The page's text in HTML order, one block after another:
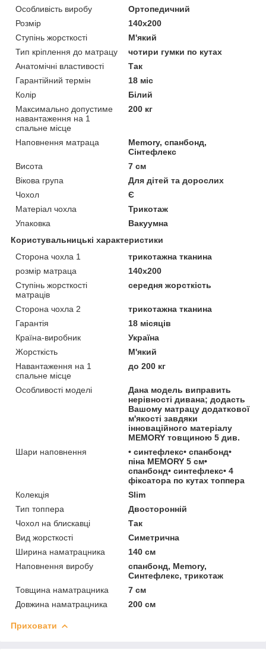
Особливість виробу
Ортопедичний
Розмір
140x200
Ступінь жорсткості
М'який
Тип кріплення до матрацу
чотири гумки по кутах
Анатомічні властивості
Так
Гарантійний термін
18 міс
Колір
Білий
Максимально допустиме
навантаження на 1
спальне місце
200 кг
Наповнення матраца
Memory, спанбонд,
Сінтефлекс
Висота
7 см
Вікова група
Для дітей та дорослих
Чохол
Є
Матеріал чохла
Трикотаж
Упаковка
Вакуумна
Користувальницькі характеристики
Сторона чохла 1
трикотажна тканина
розмір матраца
140х200
Ступінь жорсткості
матраців
середня жорсткість
Сторона чохла 2
трикотажна тканина
Гарантія
18 місяців
Країна-виробник
Україна
Жорсткість
М'який
Навантаження на 1
спальне місце
до 200 кг
Особливості моделі
Дана модель виправить
нерівності дивана; додасть
Вашому матрацу додаткової
м'якості завдяки
інноваційного матеріалу
MEMORY товщиною 5 див.
Шари наповнення
• синтефлекс• спанбонд•
піна MEMORY 5 см•
спанбонд• синтефлекс• 4
фіксатора по кутах топпера
Колекція
Slim
Тип топпера
Двосторонній
Чохол на блискавці
Так
Вид жорсткості
Симетрична
Ширина наматрацника
140 см
Наповнення виробу
спанбонд, Memory,
Синтефлекс, трикотаж
Товщина наматрацника
7 см
Довжина наматрацника
200 см
Приховати